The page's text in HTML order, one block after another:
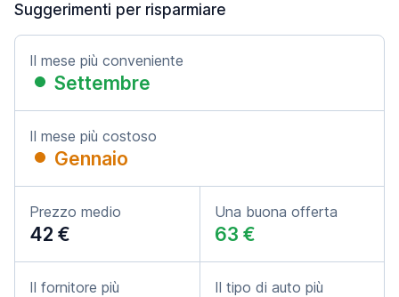
Suggerimenti per risparmiare
Il mese più conveniente
Settembre
Il mese più costoso
Gennaio
Prezzo medio
42 €
Una buona offerta
63 €
Il fornitore più
Il tipo di auto più